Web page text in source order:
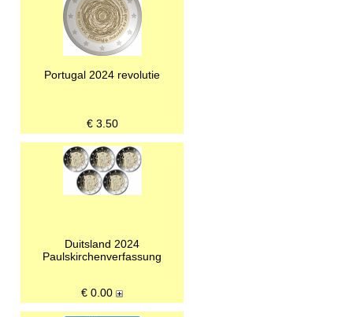
Portugal 2024 revolutie
€ 3.50
Duitsland 2024
Paulskirchenverfassung
€ 0.00